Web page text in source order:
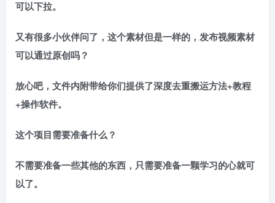
可以下拉。
又有很多小伙伴问了，这个素材但是一样的，发布视频素材
可以通过原创吗？
放心吧，文件内附带给你们提供了深度去重搬运方法+教程
+操作软件。
这个项目需要准备什么？
不需要准备一些其他的东西，只需要准备一颗学习的心就可
以了。